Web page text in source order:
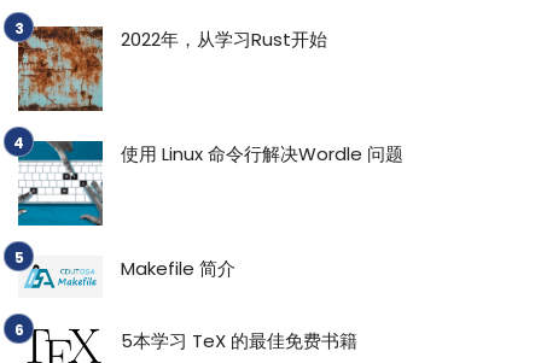
2022年，从学习Rust开始
使用 Linux 命令行解决Wordle 问题
Makefile 简介
5本学习 TeX 的最佳免费书籍